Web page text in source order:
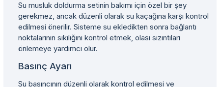
Su musluk doldurma setinin bakımı için özel bir şey
gerekmez, ancak düzenli olarak su kaçağına karşı kontrol
edilmesi önerilir. Sisteme su ekledikten sonra bağlantı
noktalarının sıkılığını kontrol etmek, olası sızıntıları
önlemeye yardımcı olur.
Basınç Ayarı
Su basıncının düzenli olarak kontrol edilmesi ve